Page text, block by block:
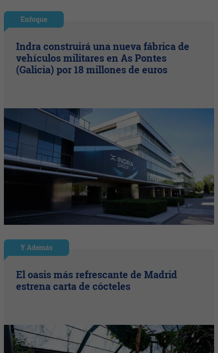
Enfoque
Indra construirá una nueva fábrica de
vehículos militares en As Pontes
(Galicia) por 18 millones de euros
Y Además
El oasis más refrescante de Madrid
estrena carta de cócteles